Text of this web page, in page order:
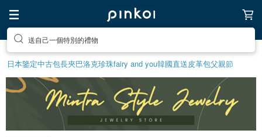
送自己一個特別的禮物
日本鑒定中古包長夾巴洛克珍珠fairy and you韓國直送皮革包父親節